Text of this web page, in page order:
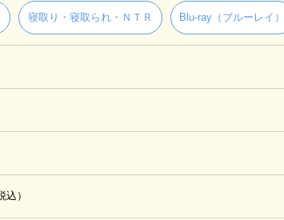
寝取り・寝取られ・ＮＴＲ Blu-ray（ブルーレイ）
込）